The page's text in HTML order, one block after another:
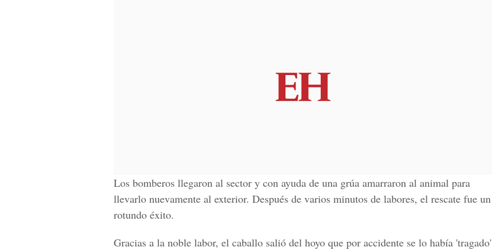
Los bomberos llegaron al sector y con ayuda de una grúa amarraron al animal para
llevarlo nuevamente al exterior. Después de varios minutos de labores, el rescate fue un
rotundo éxito.
Gracias a la noble labor, el caballo salió del hoyo que por accidente se lo había 'tragado'